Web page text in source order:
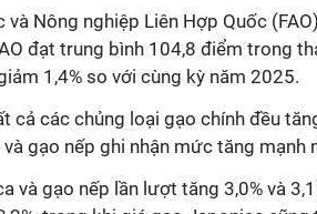
Nông nghiệp Liên Hợp Quốc
đạt trung bình 104,8 điểm trong
1,4% so với cùng kỳ năm 2025.
cả các chủng loại gạo chính đều
gạo nếp ghi nhận mức tăng mạnh
và gạo nếp lần lượt tăng 3,0% và